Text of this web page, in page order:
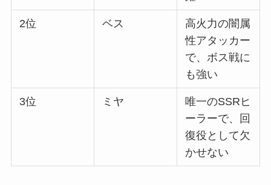
2位 ベス
高火力の闇属
性アタッカー
で、ボス戦に
も強い
3位 ミヤ
唯一のSSRヒ
ーラーで、回
復役として欠
かせない